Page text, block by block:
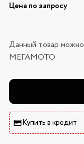
Цена по запросу
Данный товар можно
МЕГАМОТО.
Купить в кредит